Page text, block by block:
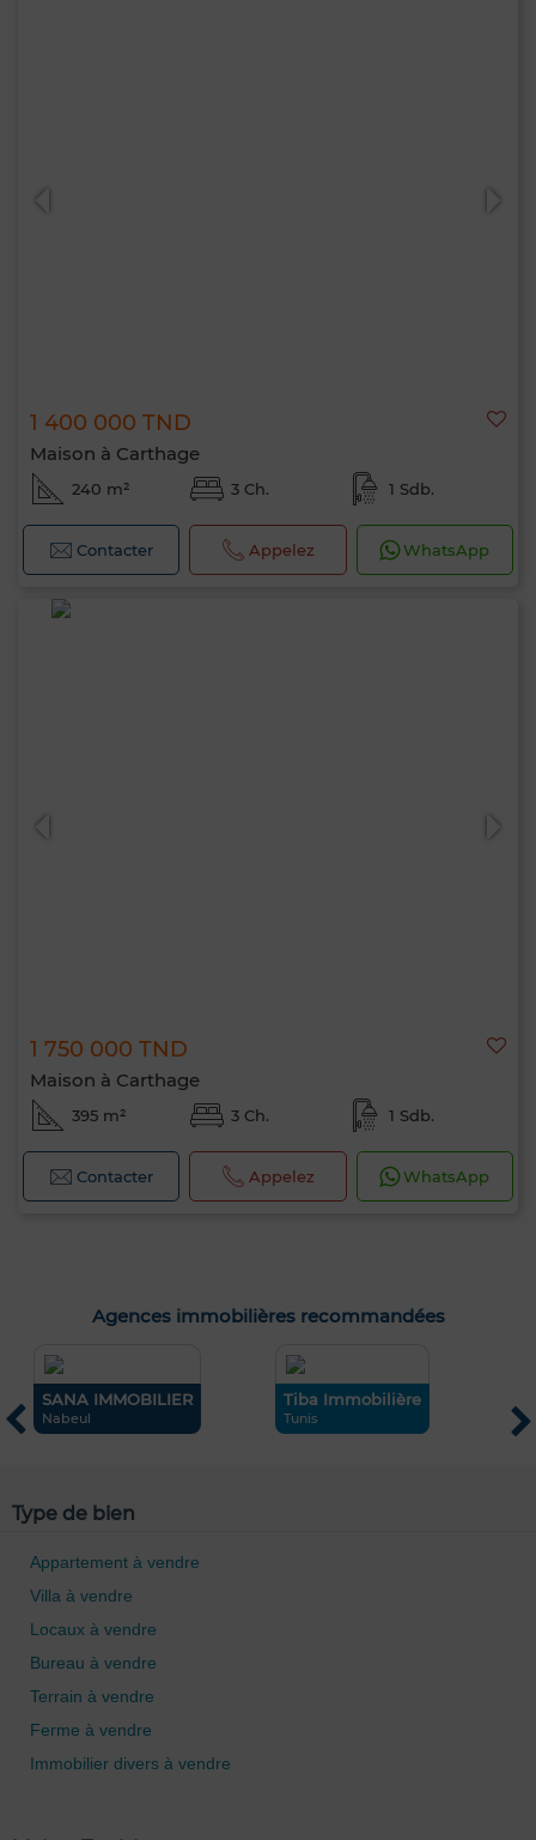
1 400 000 TND
Maison à Carthage
240 m² 3 Ch. 1 Sdb.
Contacter Appelez WhatsApp
1 750 000 TND
Maison à Carthage
395 m² 3 Ch. 1 Sdb.
Contacter Appelez WhatsApp
Agences immobilières recommandées
SANA IMMOBILIER
Nabeul
Tiba Immobilière
Tunis
Type de bien
Appartement à vendre
Villa à vendre
Locaux à vendre
Bureau à vendre
Terrain à vendre
Ferme à vendre
Immobilier divers à vendre